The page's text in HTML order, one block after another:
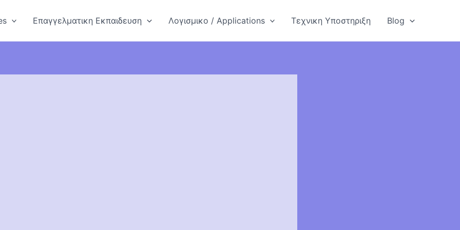
Επαγγελματικη Εκπαιδευση Λογισμικο / Applications Τεχνικη Υποστηριξη Blog